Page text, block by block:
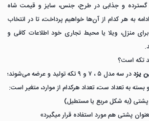
گسترده و جذابی در طرح، جنس، سایز و قیمت شاه
به هر کدام از آن‌ها خواهیم پرداخت، تا در انتخاب
منزل، ویلا یا محیط تجاری خود اطلاعات کافی و
تکه است؟
یزد
در سه مدل ۵ ، ۷ و ۹ تکه تولید و عرضه می‌شوند؛
به تعداد ست، تعداد هرکدام از موارد، متغیر است:
(به شکل مربع یا مستطیل)
پشتی هم مورد استفاده قرار میگیرد»